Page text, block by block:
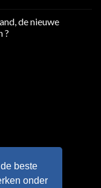
de nieuwe
?
beste
onder